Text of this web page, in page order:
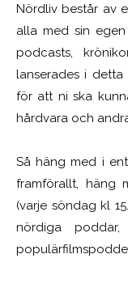
Nördliv består av
alla med sin
podcasts,
lanserades i
för att ni ska
hårdvara och
Så häng med i
framförallt, häng
(varje söndag kl
nördiga